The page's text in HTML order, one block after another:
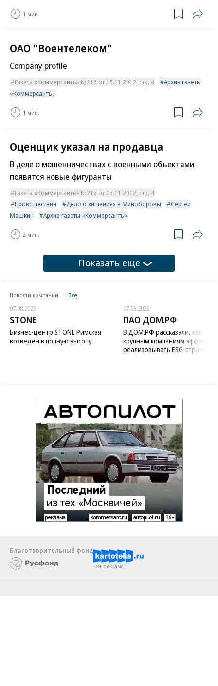
1 мин.
ОАО "Воентелеком"
Company profile
Газета «Коммерсантъ» №216 от 15.11.2012, стр. 4
Архив газеты
«Коммерсантъ»
1 мин.
Оценщик указал на продавца
В деле о мошенничествах с военными объектами
появятся новые фигуранты
Газета «Коммерсантъ» №216 от 15.11.2012, стр. 4
Происшествия
Дело о хищениях в Минобороны
Сергей
Машкин
Архив газеты «Коммерсантъ»
2 мин.
Показать еще
Новости компаний Все
07.08.2026
STONE
Бизнес-центр STONE Римская
возведен в полную высоту
07.08.2026
ПАО ДОМ.РФ
В ДОМ.РФ рассказали, как
крупным компаниям
реализовывать ESG-стратегию
Благотворительный фонд
18+ реклама